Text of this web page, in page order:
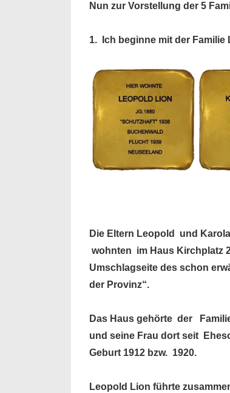
Nun zur Vorstellung der 5
1. Ich beginne mit der
Die Eltern Leopold und
wohnten im Haus Kirchplatz
Umschlagseite des schon
der Provinz“.
Das Haus gehörte der
und seine Frau dort seit
Geburt 1912 bzw. 1920.
Leopold Lion führte